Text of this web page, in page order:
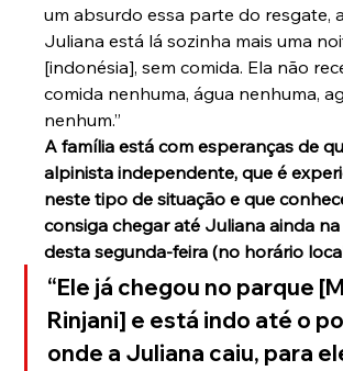
um absurdo essa parte do resgate,
Juliana está lá sozinha mais uma
[indonésia], sem comida. Ela não
comida nenhuma, água nenhuma,
nenhum.”
A família está com esperanças de
alpinista independente, que é
neste tipo de situação e que
consiga chegar até Juliana ainda
desta segunda-feira (no horário
“Ele já chegou no parque
Rinjani] e está indo até o
onde a Juliana caiu, para